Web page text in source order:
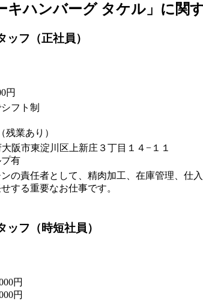
キハンバーグ タケル」に関
フ（正社員）
円
フト制
業あり）
大阪市東淀川区上新庄３丁目１４−１１
有
の責任者として、精肉加工、在庫管理、仕
する重要なお仕事です。
フ（時短社員）
円
円